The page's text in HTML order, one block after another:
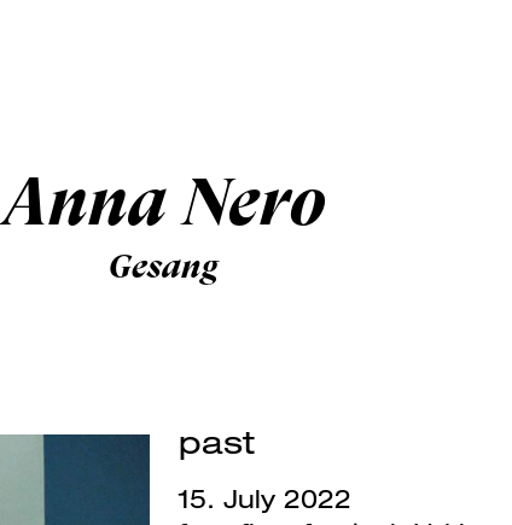
Anna Nero
Gesang
past
15. July 2022